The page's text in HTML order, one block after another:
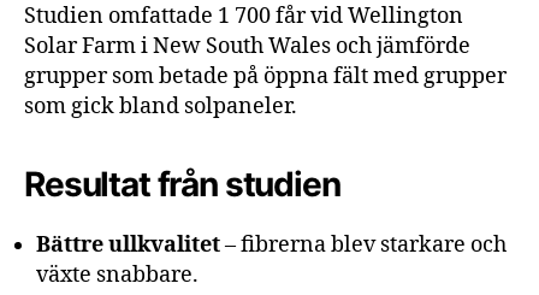
Studien omfattade 1 700 får vid Wellington
Solar Farm i New South Wales och jämförde
grupper som betade på öppna fält med grupper
som gick bland solpaneler.
Resultat från studien
Bättre ullkvalitet– fibrerna blev starkare och
växte snabbare.